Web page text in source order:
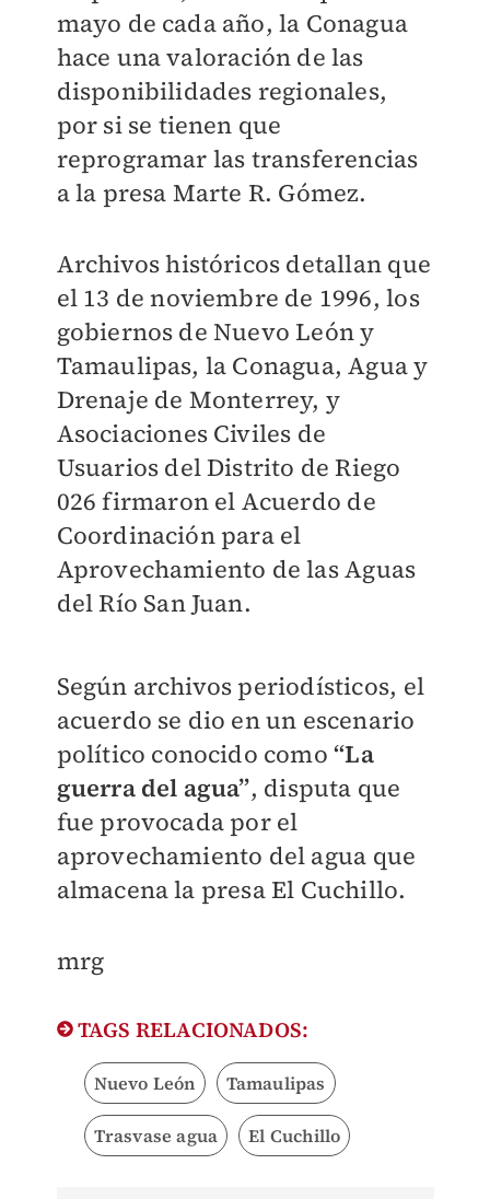
mayo de cada año, la Conagua
hace una valoración de las
disponibilidades regionales,
por si se tienen que
reprogramar las transferencias
a la presa Marte R. Gómez.
Archivos históricos detallan que
el 13 de noviembre de 1996, los
gobiernos de Nuevo León y
Tamaulipas, la Conagua, Agua y
Drenaje de Monterrey, y
Asociaciones Civiles de
Usuarios del Distrito de Riego
026 firmaron el Acuerdo de
Coordinación para el
Aprovechamiento de las Aguas
del Río San Juan.
Según archivos periodísticos, el
acuerdo se dio en un escenario
político conocido como“La
guerra del agua”, disputa que
fue provocada por el
aprovechamiento del agua que
almacena la presa El Cuchillo.
mrg
TAGS RELACIONADOS:
Nuevo León Tamaulipas
Trasvase agua El Cuchillo